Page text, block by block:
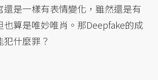
還是一樣有表情變化，雖然還是有
也算是唯妙唯肖。那Deepfake的成
犯什麼罪？